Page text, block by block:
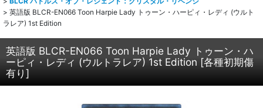
> 英語版 BLCR-EN066 Toon Harpie Lady トゥーン・ハーピィ・レディ (ウルト
ラレア) 1st Edition
英語版 BLCR-EN066 Toon Harpie Lady トゥーン・ハ
ーピィ・レディ (ウルトラレア) 1st Edition [各種初期傷
有り]